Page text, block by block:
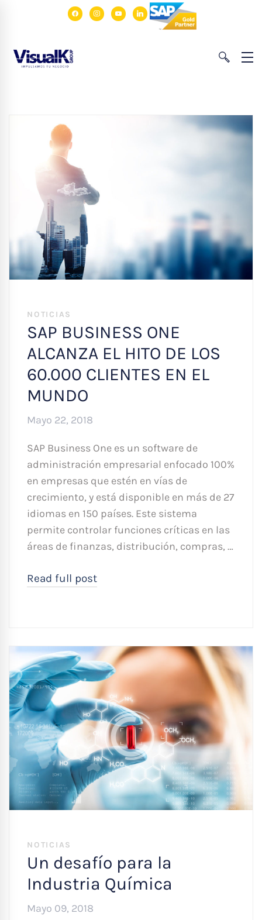
facebookinstagram
youtubelinkedin
NOTICIAS
SAP BUSINESS ONE
ALCANZA EL HITO DE LOS
60.000 CLIENTES EN EL
MUNDO
Mayo 22, 2018
SAP Business One es un software de
administración empresarial enfocado 100%
en empresas que estén en vías de
crecimiento, y está disponible en más de 27
idiomas en 150 países. Este sistema
permite controlar funciones críticas en las
áreas de finanzas, distribución, compras, …
Read full post
NOTICIAS
Un desafío para la
Industria Química
Mayo 09, 2018